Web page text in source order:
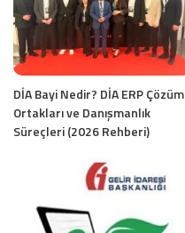
DİA Bayi Nedir? DİA ERP Çözüm
Ortakları ve Danışmanlık
Süreçleri (2026 Rehberi)